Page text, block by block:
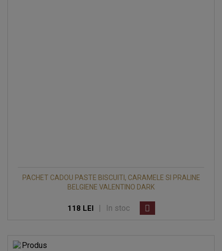
PACHET CADOU PASTE BISCUITI, CARAMELE SI PRALINE
BELGIENE VALENTINO DARK
118 LEI | In stoc